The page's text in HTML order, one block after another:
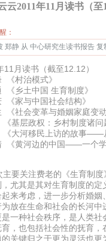
云2011年11月读书（至
：
郑静 从 中心研究生读书报告
11月读书（截至12.12）
《村治模式》
《乡土中国 生育制度》
《家与中国社会结构》
《社会变革与婚姻家庭变
基层政权：乡村制度诸问
大河移民上访的故事——从
《黄河边的中国——一个
要关注费老的《生育制度
，尤其是其对生育制度的
来考虑，进一步分析婚
放在生命和社会的长河
是一种社会秩序，是人类
，也包括社会性的抚育
关键归之于更为灵活也